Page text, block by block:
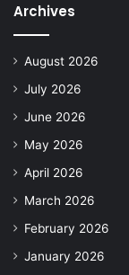
Archives
August 2026
July 2026
June 2026
May 2026
April 2026
March 2026
February 2026
January 2026